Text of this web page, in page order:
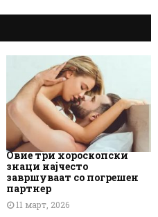
Овие три хороскопски
знаци најчесто
завршуваат со погрешен
партнер
11 март, 2026